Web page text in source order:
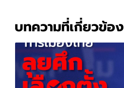
บทความที่เกี่ยวข้อง